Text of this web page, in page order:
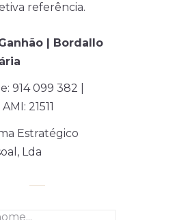
referência.
| Bordallo
914 099 382 |
21511
Estratégico
Lda